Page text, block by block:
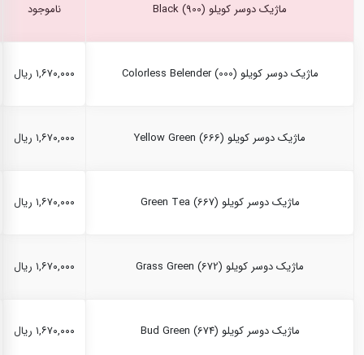
ماژیک دوسر کویلو Black (900) ناموجود
ماژیک دوسر کویلو Colorless Belender (000) ۱,۶۷۰,۰۰۰ ریال
ماژیک دوسر کویلو Yellow Green (666) ۱,۶۷۰,۰۰۰ ریال
ماژیک دوسر کویلو Green Tea (667) ۱,۶۷۰,۰۰۰ ریال
ماژیک دوسر کویلو Grass Green (672) ۱,۶۷۰,۰۰۰ ریال
ماژیک دوسر کویلو Bud Green (674) ۱,۶۷۰,۰۰۰ ریال